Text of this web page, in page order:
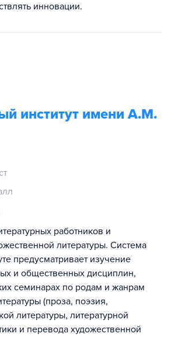
инновации.
институт имени А.М.
работников и
литературы. Система
предусматривает изучение
и общественных дисциплин,
семинарах по родам и жанрам
(проза, поэзия,
литературы, литературной
и перевода художественной